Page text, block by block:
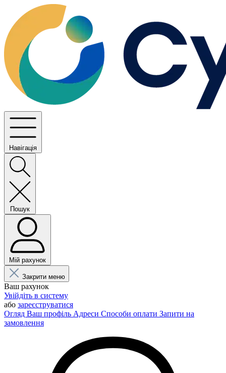
Навігація
Пошук
Мій рахунок
Закрити меню
Ваш рахунок
Увійдіть в систему
або зареєструватися
Огляд Ваш профіль Адреси Способи оплати Запити на
замовлення